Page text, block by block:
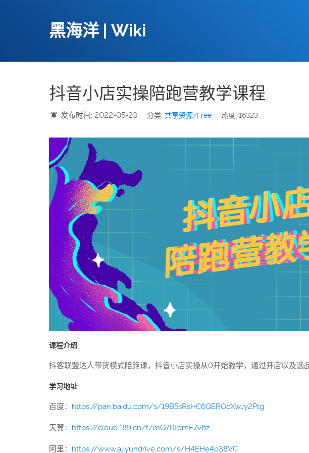
黑海洋 | Wiki
抖音小店实操陪跑营教学课程
发布时间: 2022-05-23 分类:共享资源/Free 热度: 16323
课程介绍
抖客联盟达人带货模式陪跑课，抖音小店实操从0开始教学，通过开店以及
学习地址
百度： https://pan.baidu.com/s/19B5sRsHC6QEROcXwJy2Ptg
天翼： https://cloud.189.cn/t/mQ7RfemE7v6z
阿里： https://www.aliyundrive.com/s/H4EHe4p38VC